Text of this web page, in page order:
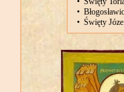
•
• Święty